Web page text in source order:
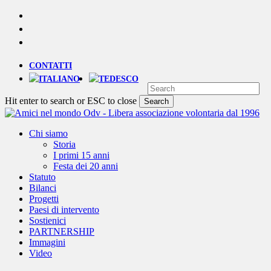
Skip
content
CONTATTI
Hit enter to search or ESC to close Search
Close
Menu
Chi siamo
Storia
I primi 15 anni
Festa dei 20 anni
Statuto
Bilanci
Progetti
Paesi di intervento
Sostienici
PARTNERSHIP
Immagini
Video